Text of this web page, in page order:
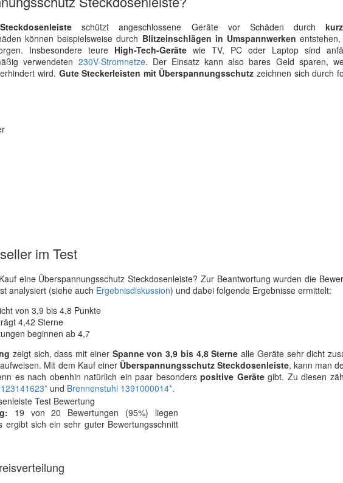
schützt angeschlossene Geräte vor Schäden durch
können beispielsweise durch Blitzeinschlägen in Umspannwerken
Insbesondere teure High-Tech-Geräte wie TV, PC oder Laptop sind
verwendeten 230V-Stromnetze. Der Einsatz kann also bares Geld sparen,
wird. Gute Steckerleisten mit Überspannungsschutzzeichnen sich durch
im Test
eine Überspannungsschutz Steckdosenleiste? Zur Beantwortung wurden die
analysiert (siehe auch Ergebnisdiskussion) und dabei folgende Ergebnisse ermittelt:
von 3,9 bis 4,8 Punkte
4,42 Sterne
beginnen ab 4,7
zeigt sich, dass mit einer Spanne von 3,9 bis 4,8 Sternealle Geräte sehr dicht
Mit dem Kauf einer Überspannungsschutz Steckdosenleiste, kann man
es nach obenhin natürlich ein paar besonderspositive Gerätegibt. Zu diesen
und Brennenstuhl 1391000014*.
19 von 20 Bewertungen (95%) liegen
sich ein sehr guter Bewertungsschnitt